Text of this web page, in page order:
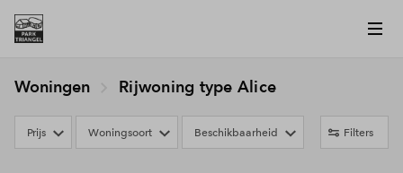
Woningen Rijwoning type Alice
Prijs Woningsoort Beschikbaarheid Filters